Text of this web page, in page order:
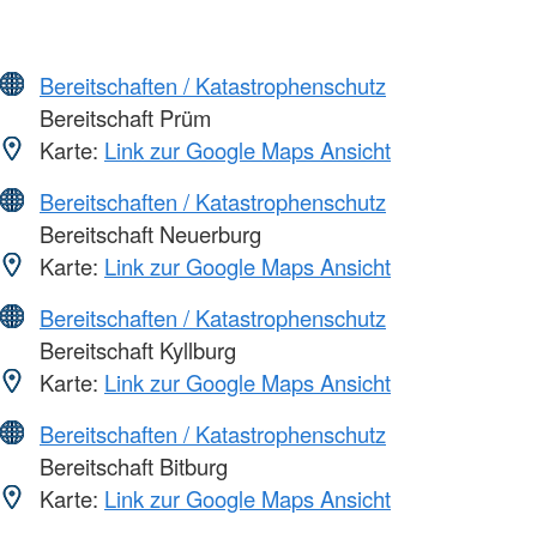
Bereitschaften / Katastrophenschutz
Bereitschaft Prüm
Karte: Link zur Google Maps Ansicht
Bereitschaften / Katastrophenschutz
Bereitschaft Neuerburg
Karte: Link zur Google Maps Ansicht
Bereitschaften / Katastrophenschutz
Bereitschaft Kyllburg
Karte: Link zur Google Maps Ansicht
Bereitschaften / Katastrophenschutz
Bereitschaft Bitburg
Karte: Link zur Google Maps Ansicht